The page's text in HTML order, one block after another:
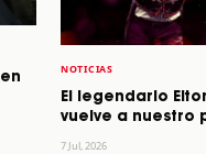
NOTICIAS
El legendario
vuelve a nuestro
7 Jul, 2026